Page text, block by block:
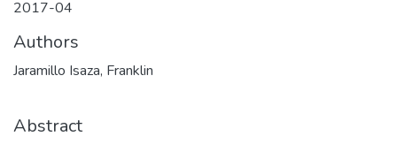
2017-04
Authors
Jaramillo Isaza, Franklin
Abstract